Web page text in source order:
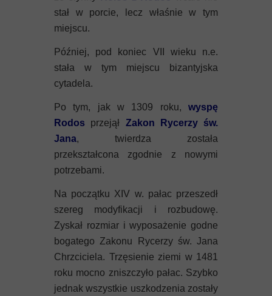
stał w porcie, lecz właśnie w tym
miejscu.
Później, pod koniec VII wieku n.e.
stała w tym miejscu bizantyjska
cytadela.
Po tym, jak w 1309 roku, wyspę
Rodos przejął Zakon Rycerzy św.
Jana, twierdza została
przekształcona zgodnie z nowymi
potrzebami.
Na początku XIV w. pałac przeszedł
szereg modyfikacji i rozbudowę.
Zyskał rozmiar i wyposażenie godne
bogatego Zakonu Rycerzy św. Jana
Chrzciciela. Trzęsienie ziemi w 1481
roku mocno zniszczyło pałac. Szybko
jednak wszystkie uszkodzenia zostały